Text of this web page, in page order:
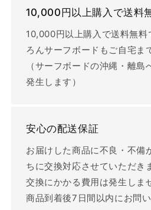
10,000円以上購入で送料
10,000円以上購入で送料無料
ろんサーフボードもご自宅ま
（サーフボードの沖縄・離
発生します）
安心の配送保証
お届けした商品に不良・不備
ちに交換対応させていただき
交換にかかる費用は発生しま
商品到着後7日間以内にお問い